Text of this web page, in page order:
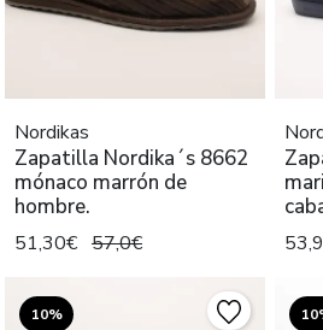
Nordikas
Zapatilla Nordika´s 8662
mónaco marrón de
hombre.
51,30€ 57,0€
10%